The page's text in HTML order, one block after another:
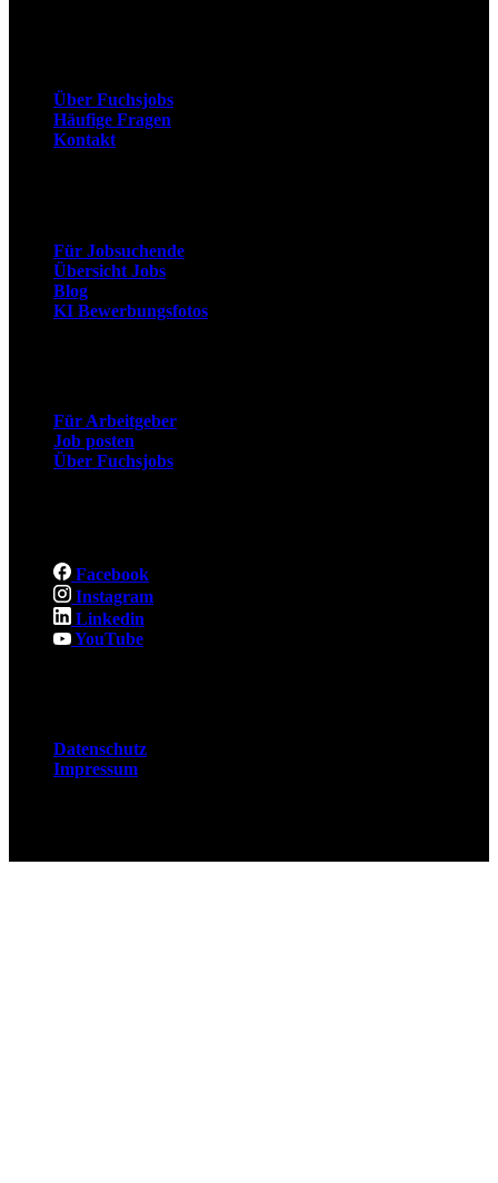
Über Fuchsjobs
Häufige Fragen
Kontakt
Für Jobsuchende
Übersicht Jobs
Blog
KI Bewerbungsfotos
Für Arbeitgeber
Job posten
Über Fuchsjobs
Facebook
Instagram
Linkedin
YouTube
Datenschutz
Impressum